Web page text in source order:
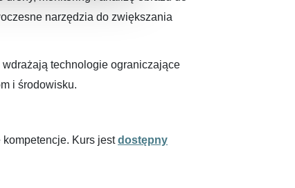
narzędzia do zwiększania
technologie ograniczające
i środowisku.
Kurs jestdostępny